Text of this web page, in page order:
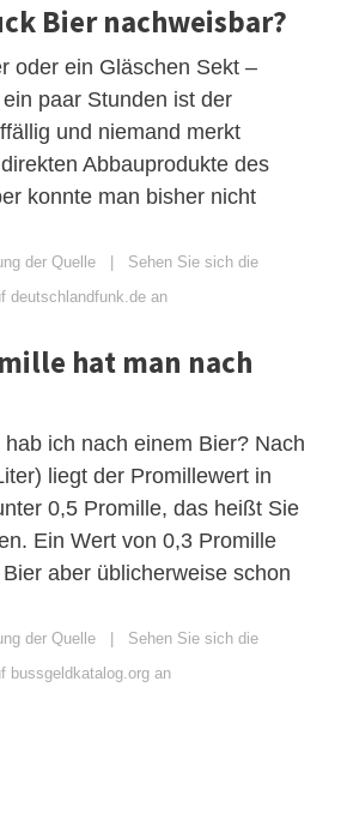
Bier nachweisbar?
oder ein Gläschen Sekt –
paar Stunden ist der
und niemand merkt
Abbauprodukte des
konnte man bisher nicht
der Quelle | Sehen Sie sich die
deutschlandfunk.de an
hat man nach
ich nach einem Bier? Nach
liegt der Promillewert in
0,5 Promille, das heißt Sie
Ein Wert von 0,3 Promille
aber üblicherweise schon
der Quelle | Sehen Sie sich die
bussgeldkatalog.org an